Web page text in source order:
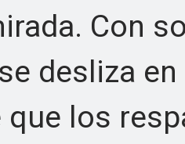
Con
desliza
los